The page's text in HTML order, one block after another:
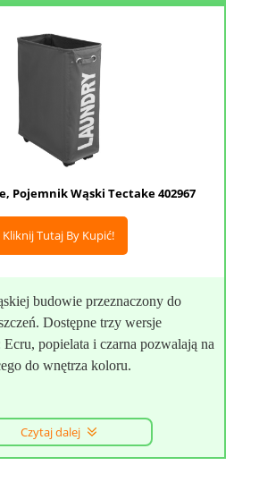
Pojemnik Wąski Tectake 402967
Kliknij Tutaj By Kupić!
budowie przeznaczony do
Dostępne trzy wersje
popielata i czarna pozwalają na
do wnętrza koloru.
Czytaj dalej